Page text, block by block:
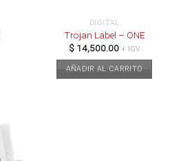
DIGITAL
Trojan Label – ONE
$14,500.00 + IGV
AÑADIR AL CARRITO